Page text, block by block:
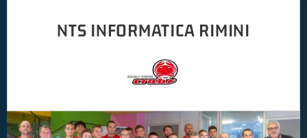
NTS INFORMATICA RIMINI